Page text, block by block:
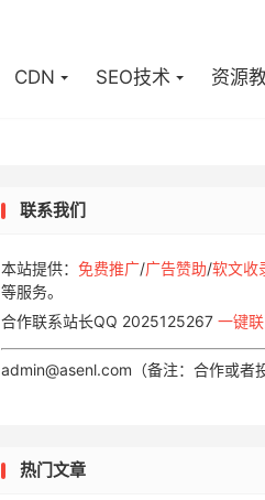
CDN SEO技术 资源
联系我们
本站提供： 免费推广/广告赞助/软文收
等服务。
合作联系站长QQ 2025125267 一键
admin@asenl.com（备注：合作或者
热门文章